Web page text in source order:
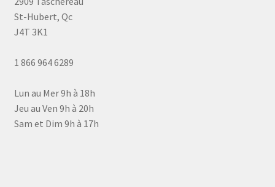
St-Hubert, Qc
J4T 3K1
1 866 964 6289
Lun au Mer 9h à 18h
Jeu au Ven 9h à 20h
Sam et Dim 9h à 17h